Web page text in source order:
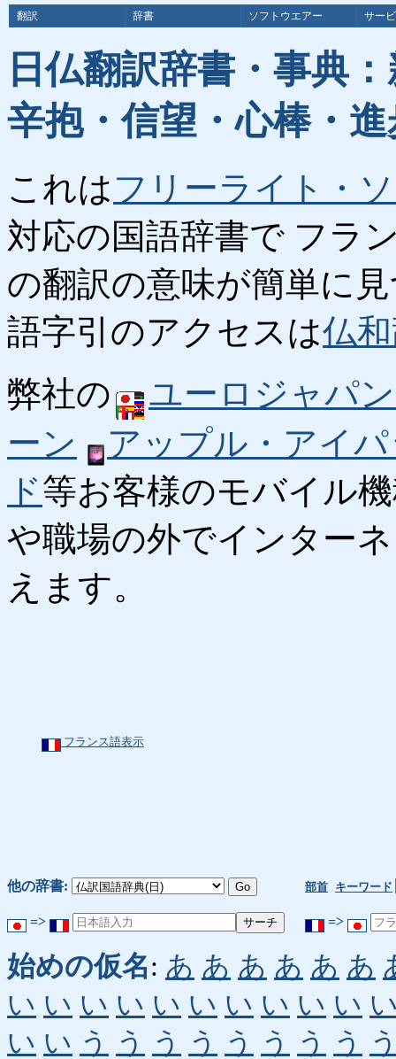
翻訳 辞書 ソフトウエアー サー
日仏翻訳辞書・事典
辛抱・信望・心棒・
これはフリーライト・
対応の国語辞書で フラ
の翻訳の意味が簡単に
語字引のアクセスは仏
弊社の
ユーロジャパ
ーン
アップル・アイ
ド等お客様のモバイル
や職場の外でインター
えます。
フランス語表示
他の辞書: 部首 キーワード
=> =>
始めの仮名: あ あ あ あ あ あ
い い い い い い い い い い
い い う う う う う う う う